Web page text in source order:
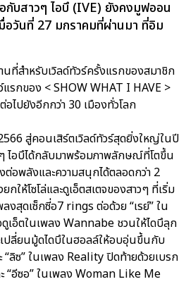
กับสาวๆ ไอบึ (IVE) ยังคงมูฟออน
อวันที่ 27 มกราคมที่ผ่านมา ที่อิม
นที่สำหรับเวิลด์ทัวร์ครั้งแรกของสมาชิก
แรกของ < SHOW WHAT I HAVE >
ไปยังอีกกว่า 30 เมืองทั่วโลก
สู่คอนเสิร์ตเวิลด์ทัวร์สุดยิ่งใหญ่ในปี
ไอบึได้กลับมาพร้อมภาพลักษณ์ที่โตขึ้น
ต่อพลังและความสนุกได้ตลอดกว่า 2
กให้โซโล่และดูเอ็ตสเตจของสาวๆ ที่เริ่ม
งสุดเซ็กซี่อ7 rings ต่อด้วย “เรย์” ใน
เอ็ตในเพลง Wannabe ชวนให้ไดบึลุก
ปลี่ยนมู้ดไดบึในฮอลล์ให้อบอุ่นขึ้นกับ
“ลิซ” ในเพลง Reality ปิดท้ายด้วยเบรก
“อีซอ” ในเพลง Woman Like Me